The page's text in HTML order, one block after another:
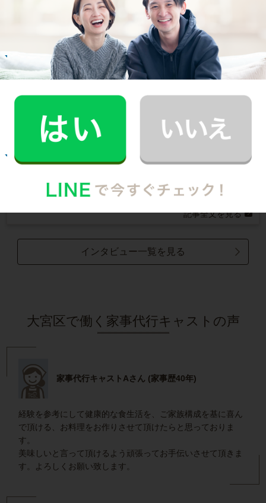
Customer Interview
E.O.さん
30代 共働き 育児休暇中
いたんです！
N.U.さん
掃除をしてもらうようになって、自分も片付け
る癖がつきました。
記事全文を見る
インタビュー一覧を見る
大宮区で働く家事代行キャストの声
家事代行キャストAさん (家事歴40年)
経験を参考にして健康的な食生活を、ご家族構成を基に喜ん
で頂ける、お料理をお作りさせて頂けたらと思っておりま
す。
美味しいと言って頂けるよう頑張ってお手伝いさせて頂きま
す。よろしくお願い致します。